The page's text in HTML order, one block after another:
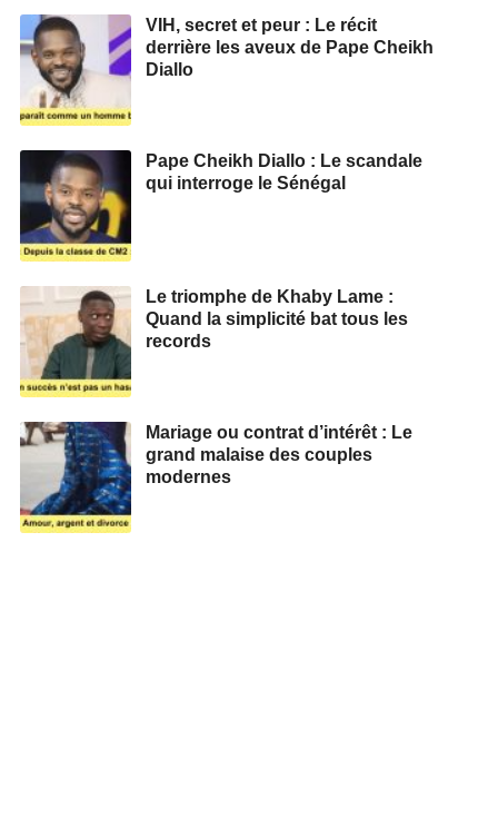
VIH, secret et peur : Le récit
derrière les aveux de Pape Cheikh
Diallo
Pape Cheikh Diallo : Le scandale
qui interroge le Sénégal
Le triomphe de Khaby Lame :
Quand la simplicité bat tous les
records
Mariage ou contrat d’intérêt : Le
grand malaise des couples
modernes